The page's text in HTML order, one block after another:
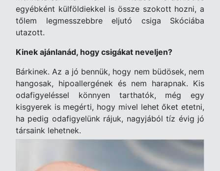
egyébként külföldiekkel is össze szokott hozni, a
tőlem legmesszebbre eljutó csiga Skóciába
utazott.
Kinek ajánlanád, hogy csigákat neveljen?
Bárkinek. Az a jó bennük, hogy nem büdösek, nem
hangosak, hipoallergének és nem harapnak. Kis
odafigyeléssel könnyen tarthatók, még egy
kisgyerek is megérti, hogy mivel lehet őket etetni,
ha pedig odafigyelünk rájuk, nagyjából tíz évig jó
társaink lehetnek.